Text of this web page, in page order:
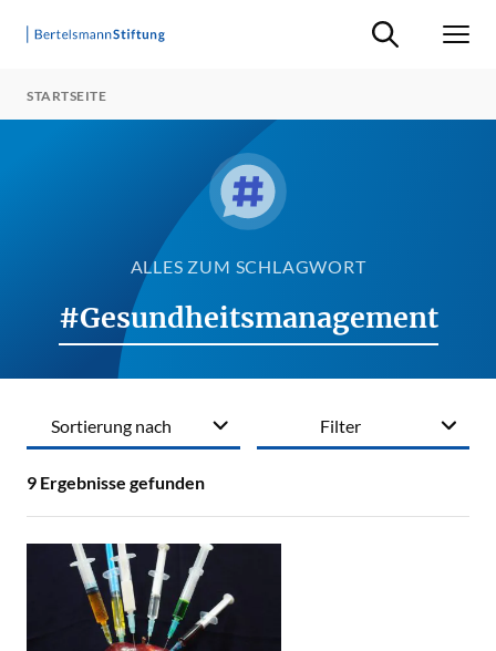
Suche ein-/
STARTSEITE
ALLES ZUM SCHLAGWORT
#Gesundheitsmanagement
Filter
9 Ergebnisse gefunden
Sortierung nach